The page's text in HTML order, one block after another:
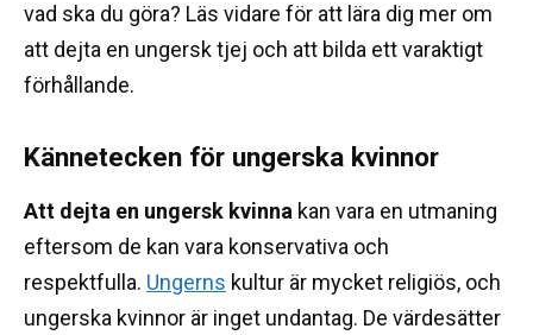
vad ska du göra? Läs vidare för att lära dig mer om
att dejta en ungersk tjej och att bilda ett varaktigt
förhållande.
Kännetecken för ungerska kvinnor
Att dejta en ungersk kvinna kan vara en utmaning
eftersom de kan vara konservativa och
respektfulla. Ungerns kultur är mycket religiös, och
ungerska kvinnor är inget undantag. De värdesätter